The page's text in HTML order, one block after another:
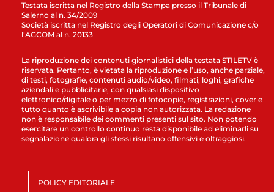
Testata iscritta nel Registro della Stampa presso il Tribunale di
Salerno al n. 34/2009
Società iscritta nel Registro degli Operatori di Comunicazione c/o
l’AGCOM al n. 20133
La riproduzione dei contenuti giornalistici della testata STILETV è
riservata. Pertanto, è vietata la riproduzione e l’uso, anche parziale,
di testi, fotografie, contenuti audio/video, filmati, loghi, grafiche
aziendali e pubblicitarie, con qualsiasi dispositivo
elettronico/digitale o per mezzo di fotocopie, registrazioni, cover e
tutto quanto è ascrivibile a copia non autorizzata. La redazione
non è responsabile dei commenti presenti sul sito. Non potendo
esercitare un controllo continuo resta disponibile ad eliminarli su
segnalazione qualora gli stessi risultano offensivi e oltraggiosi.
POLICY EDITORIALE